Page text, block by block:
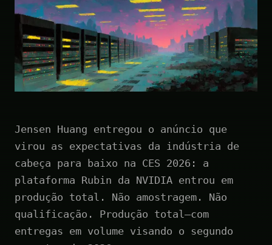
Jensen Huang entregou o anúncio que
virou as expectativas da indústria de
cabeça para baixo na CES 2026: a
plataforma Rubin da NVIDIA entrou em
produção total. Não amostragem. Não
qualificação. Produção total—com
entregas em volume visando o segundo